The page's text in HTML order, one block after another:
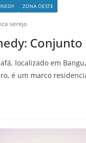
ZONA OESTE
serejo
Conjunto
localizado em
é um marco